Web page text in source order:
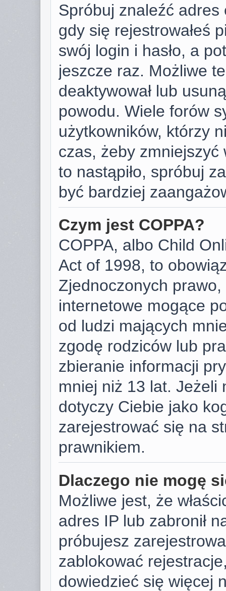
Spróbuj znaleźć adres
gdy się rejestrowałeś
swój login i hasło, a
jeszcze raz. Możliwe
deaktywował lub
powodu. Wiele forów
użytkowników, którzy
czas, żeby
to nastąpiło, spróbuj
być bardziej
Czym jest COPPA?
COPPA, albo Child
Act of 1998, to
Zjednoczonych
internetowe mogące
od ludzi mających
zgodę rodziców lub
zbieranie informacji
mniej niż 13 lat. Jeżeli
dotyczy Ciebie jako
zarejestrować się na
prawnikiem.
Dlaczego nie mogę
Możliwe jest, że
adres IP lub zabronił
próbujesz
zablokować
dowiedzieć się więcej